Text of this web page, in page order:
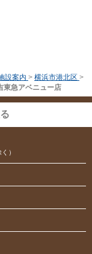
設案内 > 横浜市港北区 >
東急アベニュー店
）